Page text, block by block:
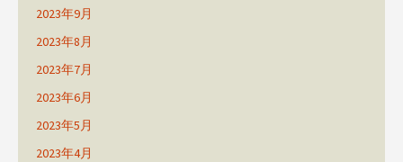
2023年9月
2023年8月
2023年7月
2023年6月
2023年5月
2023年4月